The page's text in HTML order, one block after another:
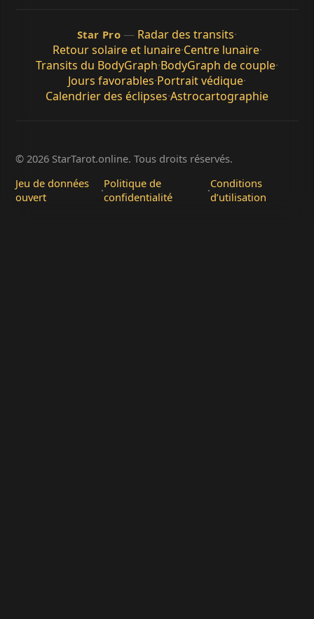
Star Pro — Radar des transits·
Retour solaire et lunaire·Centre lunaire·
Transits du BodyGraph·BodyGraph de couple·
Jours favorables·Portrait védique·
Calendrier des éclipses·Astrocartographie
© 2026 StarTarot.online. Tous droits réservés.
Jeu de données
ouvert
·Politique de
confidentialité
·Conditions
d’utilisation